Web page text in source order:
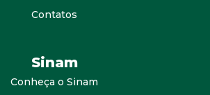
Contatos
Sinam
Conheça o Sinam